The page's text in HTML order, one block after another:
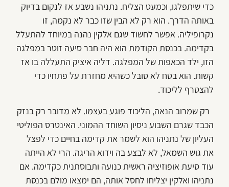
כדי שיתפלגו, וכמעט הצליח. נתניהו נשבע אז לנקום בדיוק
באותה הדרך. הוא רק לא הבין שזו כבר לא נקמה, זו
נקרופיליה. אפשר לחשוד שגם אלקין נהנה במיוחד להתעלל
בקדימה. בכנסת הקודמת הוא היה חבר סיעה זוטר במפלגה
הזו, ילד הכאפות של המפלגה. דליה איציק התעללה בו אז
קשות. הוא בטח לא סובל כשהיא מחזרת על פתחיו כדי
להצטרף לליכוד.
רק שמרוב הנאה, הליכוד פוגע בעצמו. לא מדובר רק בנזק
הכבד שגרם השבוע ניסיון השוחד ההמוני. האינטרס הפוליטי
העליון של נתניהו הוא לשמר את קדימה בחיים כדי לפצל
את גוש השמאל, לא לבצע בה וידוא הריגה. הרי לא הייתה
עוד סיעת אופוזיציה ראשית כנועה ותבוסתנית כקדימה. אם
נתניהו ואלקין יצליחו לחסל אותה, הם ימצאו מולם בכנסת